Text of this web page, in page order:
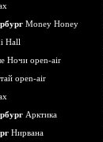
Money Honey
Hall
Ночи open-air
open-air
Арктика
Нирвана